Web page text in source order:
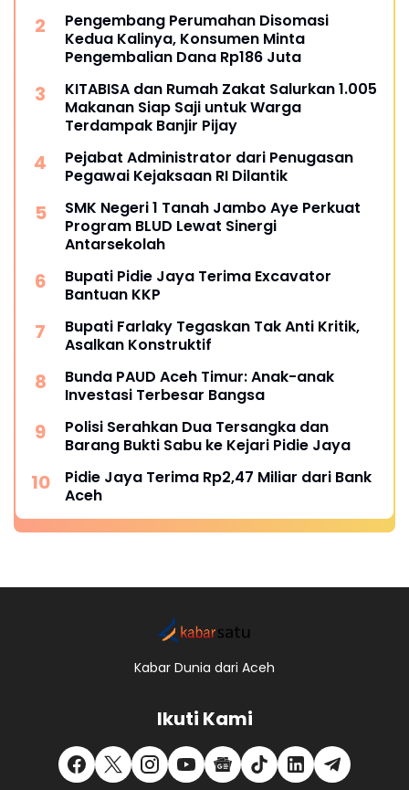
Pengembang Perumahan Disomasi
Kedua Kalinya, Konsumen Minta
Pengembalian Dana Rp186 Juta
KITABISA dan Rumah Zakat Salurkan 1.005
Makanan Siap Saji untuk Warga
Terdampak Banjir Pijay
Pejabat Administrator dari Penugasan
Pegawai Kejaksaan RI Dilantik
SMK Negeri 1 Tanah Jambo Aye Perkuat
Program BLUD Lewat Sinergi
Antarsekolah
Bupati Pidie Jaya Terima Excavator
Bantuan KKP
Bupati Farlaky Tegaskan Tak Anti Kritik,
Asalkan Konstruktif
Bunda PAUD Aceh Timur: Anak-anak
Investasi Terbesar Bangsa
Polisi Serahkan Dua Tersangka dan
Barang Bukti Sabu ke Kejari Pidie Jaya
Pidie Jaya Terima Rp2,47 Miliar dari Bank
Aceh
Kabar Dunia dari Aceh
Ikuti Kami